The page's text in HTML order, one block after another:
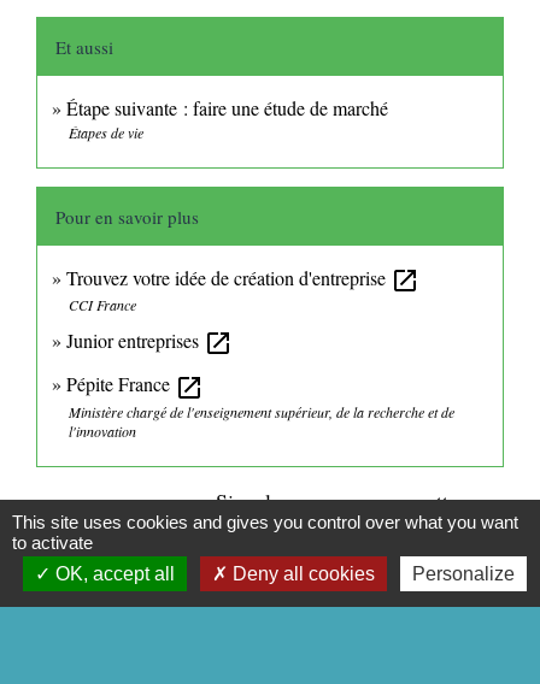
Et aussi
Étape suivante : faire une étude de marché
Étapes de vie
Pour en savoir plus
Trouvez votre idée de création d'entreprise open_in_new
CCI France
Junior entreprises open_in_new
Pépite France open_in_new
Ministère chargé de l'enseignement supérieur, de la recherche et de
l'innovation
Signaler une erreur sur cette page
This site uses cookies and gives you control over what you want
to activate
OK, accept all
Deny all cookies Personalize